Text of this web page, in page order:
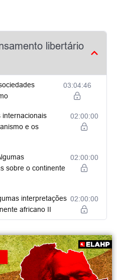
libertário
03:04:46
internacionais
e os
02:00:00
sobre o continente
02:00:00
interpretações
africano II
02:00:00